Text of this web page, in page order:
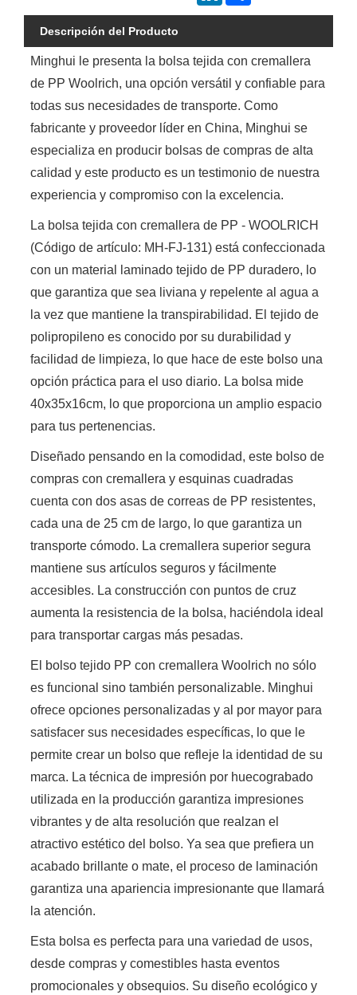
Descripción del Producto
Minghui le presenta la bolsa tejida con cremallera
de PP Woolrich, una opción versátil y confiable para
todas sus necesidades de transporte. Como
fabricante y proveedor líder en China, Minghui se
especializa en producir bolsas de compras de alta
calidad y este producto es un testimonio de nuestra
experiencia y compromiso con la excelencia.
La bolsa tejida con cremallera de PP - WOOLRICH
(Código de artículo: MH-FJ-131) está confeccionada
con un material laminado tejido de PP duradero, lo
que garantiza que sea liviana y repelente al agua a
la vez que mantiene la transpirabilidad. El tejido de
polipropileno es conocido por su durabilidad y
facilidad de limpieza, lo que hace de este bolso una
opción práctica para el uso diario. La bolsa mide
40x35x16cm, lo que proporciona un amplio espacio
para tus pertenencias.
Diseñado pensando en la comodidad, este bolso de
compras con cremallera y esquinas cuadradas
cuenta con dos asas de correas de PP resistentes,
cada una de 25 cm de largo, lo que garantiza un
transporte cómodo. La cremallera superior segura
mantiene sus artículos seguros y fácilmente
accesibles. La construcción con puntos de cruz
aumenta la resistencia de la bolsa, haciéndola ideal
para transportar cargas más pesadas.
El bolso tejido PP con cremallera Woolrich no sólo
es funcional sino también personalizable. Minghui
ofrece opciones personalizadas y al por mayor para
satisfacer sus necesidades específicas, lo que le
permite crear un bolso que refleje la identidad de su
marca. La técnica de impresión por huecograbado
utilizada en la producción garantiza impresiones
vibrantes y de alta resolución que realzan el
atractivo estético del bolso. Ya sea que prefiera un
acabado brillante o mate, el proceso de laminación
garantiza una apariencia impresionante que llamará
la atención.
Esta bolsa es perfecta para una variedad de usos,
desde compras y comestibles hasta eventos
promocionales y obsequios. Su diseño ecológico y